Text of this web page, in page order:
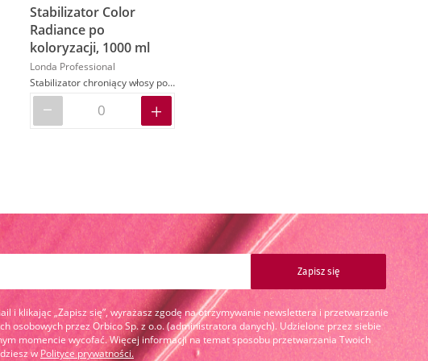
Stabilizator Color
Radiance po
koloryzacji, 1000 ml
Londa Professional
Stabilizator chroniący włosy po koloryzacji
Zapisz się
i klikając „Zapisz się”, wyrażasz zgodę na otrzymywanie newslettera i przetwarzanie
osobowych przez Orbico Sp. z o.o. (administratora danych). Udzielone przez siebie
momencie wycofać. Więcej informacji na temat sposobu przetwarzania Twoich
w Polityce prywatności.